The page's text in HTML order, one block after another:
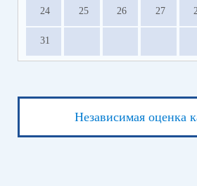
24 25 26 27
31
Независимая оценка